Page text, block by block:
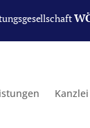
Kanzlei